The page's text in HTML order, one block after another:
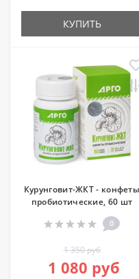
КУПИТЬ
Курунговит-ЖКТ - конфеты
пробиотические, 60 шт
0
1 350 руб
1 080 руб